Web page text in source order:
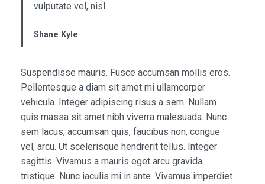
vulputate vel, nisl.
Shane Kyle
Suspendisse mauris. Fusce accumsan mollis eros.
Pellentesque a diam sit amet mi ullamcorper
vehicula. Integer adipiscing risus a sem. Nullam
quis massa sit amet nibh viverra malesuada. Nunc
sem lacus, accumsan quis, faucibus non, congue
vel, arcu. Ut scelerisque hendrerit tellus. Integer
sagittis. Vivamus a mauris eget arcu gravida
tristique. Nunc iaculis mi in ante. Vivamus imperdiet